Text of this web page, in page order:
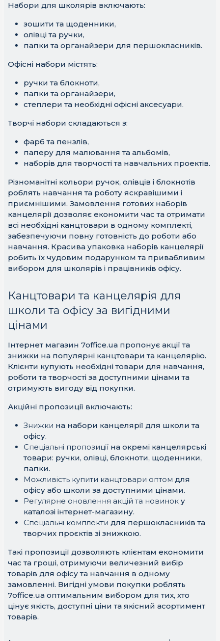
Набори для школярів включають:
зошити та щоденники,
олівці та ручки,
папки та органайзери для першокласників.
Офісні набори містять:
ручки та блокноти,
папки та органайзери,
степлери та необхідні офісні аксесуари.
Творчі набори складаються з:
фарб та пензлів,
паперу для малювання та альбомів,
наборів для творчості та навчальних проектів.
Різноманітні кольори ручок, олівців і блокнотів
роблять навчання та роботу яскравішими і
приємнішими. Замовлення готових наборів
канцелярії дозволяє економити час та отримати
всі необхідні канцтовари в одному комплекті,
забезпечуючи повну готовність до роботи або
навчання. Красива упаковка наборів канцелярії
робить їх чудовим подарунком та привабливим
вибором для школярів і працівників офісу.
Канцтовари та канцелярія для
школи та офісу за вигідними
цінами
Інтернет магазин 7office.ua пропонує акції та
знижки на популярні канцтовари та канцелярію.
Клієнти купують необхідні товари для навчання,
роботи та творчості за доступними цінами та
отримують вигоду від покупки.
Акційні пропозиції включають:
Знижки на набори канцелярії для школи та
офісу.
Спеціальні пропозиції на окремі канцелярські
товари: ручки, олівці, блокноти, щоденники,
папки.
Можливість купити канцтовари оптом для
офісу або школи за доступними цінами.
Регулярне оновлення акцій та новинок у
каталозі інтернет-магазину.
Спеціальні комплекти для першокласників та
творчих проєктів зі знижкою.
Такі пропозиції дозволяють клієнтам економити
час та гроші, отримуючи величезний вибір
товарів для офісу та навчання в одному
замовленні. Вигідні умови покупки роблять
7office.ua оптимальним вибором для тих, хто
цінує якість, доступні ціни та якісний асортимент
товарів.